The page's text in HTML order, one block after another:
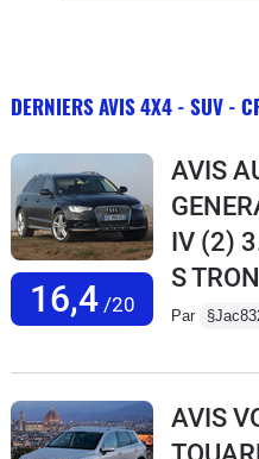
DERNIERS AVIS 4X4 - SUV -
16,4/20
AVIS
IV (2)
S
Par
AVIS